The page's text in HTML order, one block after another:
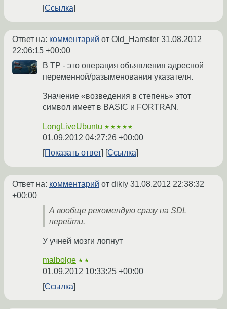
Ссылка
Ответ на: комментарий от Old_Hamster 31.08.2012
22:06:15 +00:00
В TP - это операция объявления адресной
переменной/разыменования указателя.
Значение «возведения в степень» этот
символ имеет в BASIC и FORTRAN.
LongLiveUbuntu ★★★★★
01.09.2012 04:27:26 +00:00
Показать ответ
Ссылка
Ответ на: комментарий от dikiy 31.08.2012 22:38:32
+00:00
А вообще рекомендую сразу на SDL
перейти.
У учней мозги лопнут
malbolge ★★
01.09.2012 10:33:25 +00:00
Ссылка